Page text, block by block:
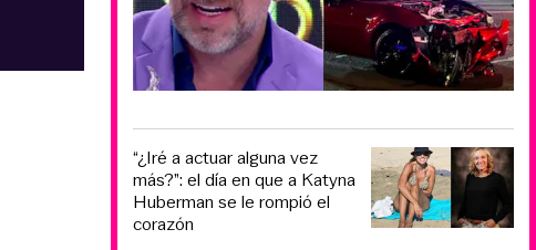
“¿Iré a actuar alguna vez
más?”: el día en que a Katyna
Huberman se le rompió el
corazón